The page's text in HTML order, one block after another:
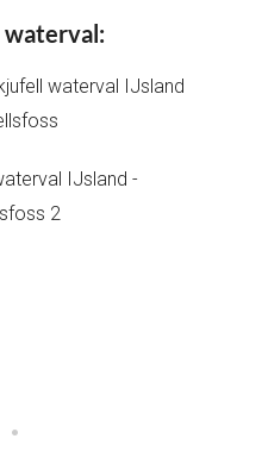
waterval: